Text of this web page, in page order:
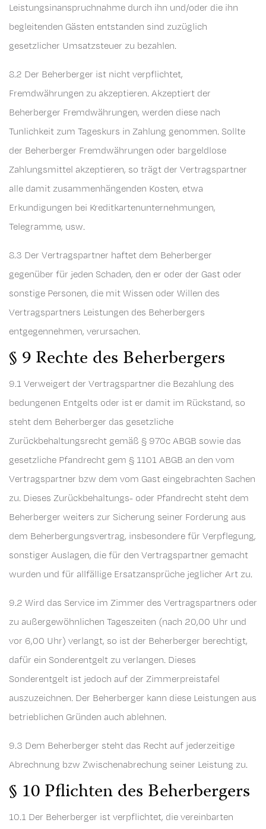
Leistungsinanspruchnahme durch ihn und/oder die ihn
begleitenden Gästen entstanden sind zuzüglich
gesetzlicher Umsatzsteuer zu bezahlen.
8.2 Der Beherberger ist nicht verpflichtet,
Fremdwährungen zu akzeptieren. Akzeptiert der
Beherberger Fremdwährungen, werden diese nach
Tunlichkeit zum Tageskurs in Zahlung genommen. Sollte
der Beherberger Fremdwährungen oder bargeldlose
Zahlungsmittel akzeptieren, so trägt der Vertragspartner
alle damit zusammenhängenden Kosten, etwa
Erkundigungen bei Kreditkartenunternehmungen,
Telegramme, usw.
8.3 Der Vertragspartner haftet dem Beherberger
gegenüber für jeden Schaden, den er oder der Gast oder
sonstige Personen, die mit Wissen oder Willen des
Vertragspartners Leistungen des Beherbergers
entgegennehmen, verursachen.
§ 9 Rechte des Beherbergers
9.1 Verweigert der Vertragspartner die Bezahlung des
bedungenen Entgelts oder ist er damit im Rückstand, so
steht dem Beherberger das gesetzliche
Zurückbehaltungsrecht gemäß § 970c ABGB sowie das
gesetzliche Pfandrecht gem § 1101 ABGB an den vom
Vertragspartner bzw dem vom Gast eingebrachten Sachen
zu. Dieses Zurückbehaltungs- oder Pfandrecht steht dem
Beherberger weiters zur Sicherung seiner Forderung aus
dem Beherbergungsvertrag, insbesondere für Verpflegung,
sonstiger Auslagen, die für den Vertragspartner gemacht
wurden und für allfällige Ersatzansprüche jeglicher Art zu.
9.2 Wird das Service im Zimmer des Vertragspartners oder
zu außergewöhnlichen Tageszeiten (nach 20,00 Uhr und
vor 6,00 Uhr) verlangt, so ist der Beherberger berechtigt,
dafür ein Sonderentgelt zu verlangen. Dieses
Sonderentgelt ist jedoch auf der Zimmerpreistafel
auszuzeichnen. Der Beherberger kann diese Leistungen aus
betrieblichen Gründen auch ablehnen.
9.3 Dem Beherberger steht das Recht auf jederzeitige
Abrechnung bzw Zwischenabrechung seiner Leistung zu.
§ 10 Pflichten des Beherbergers
10.1 Der Beherberger ist verpflichtet, die vereinbarten